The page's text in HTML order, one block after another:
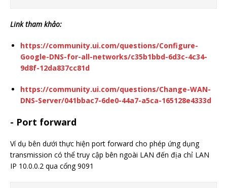
Link tham khảo:
https://community.ui.com/questions/Configure-
Google-DNS-for-all-networks/c35b1bbd-6d3c-4c34-
9d8f-12da837cc81d
https://community.ui.com/questions/Change-WAN-
DNS-Server/041bbac7-6de0-44a7-a5ca-165128e4333d
- Port forward
Ví dụ bên dưới thực hiện port forward cho phép ứng dụng
transmission có thể truy cập bên ngoài LAN đến địa chỉ LAN
IP 10.0.0.2 qua cổng 9091